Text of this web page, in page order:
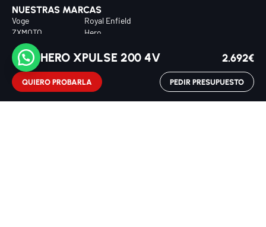
HERO XPULSE 200 4V 2.692€
QUIERO PROBARLA PEDIR PRESUPUESTO
NUESTRAS MARCAS
Voge
Royal Enfield
ZXMOTO
Hero
Italjet
MOTOS DESTACADAS